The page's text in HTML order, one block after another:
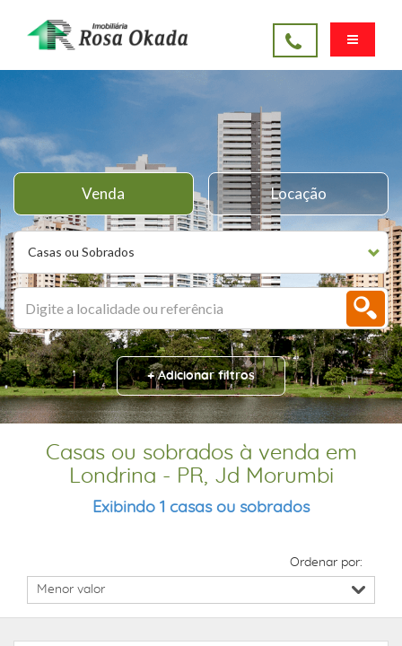
Casas ou Sobrados
Venda Locação
+ Adicionar filtros
Casas ou sobrados à venda em
Londrina - PR, Jd Morumbi
Exibindo 1 casas ou sobrados
Ordenar por: